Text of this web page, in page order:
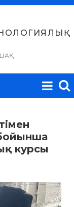
курсы